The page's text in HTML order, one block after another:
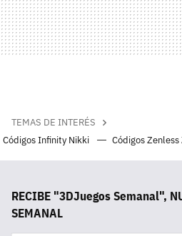
TEMAS DE INTERÉS
Códigos Infinity Nikki
Códigos
RECIBE "3DJuegos Semanal",
SEMANAL